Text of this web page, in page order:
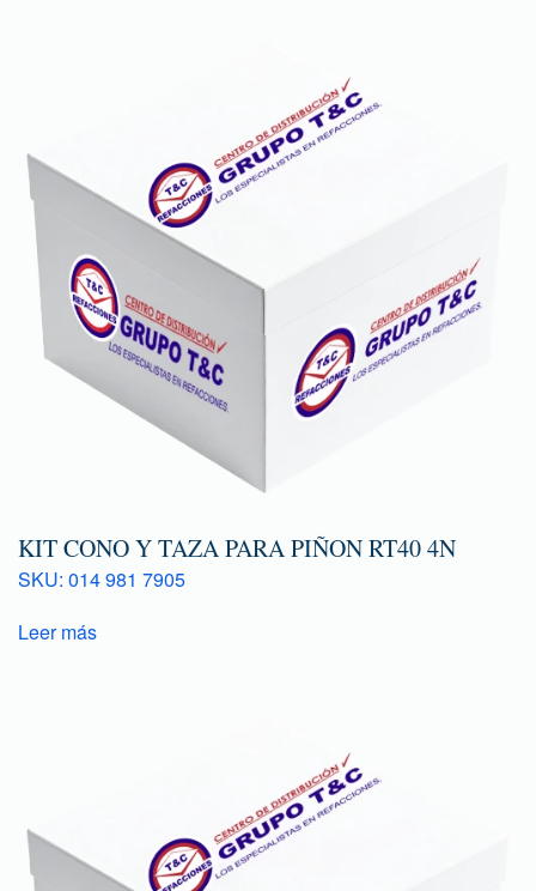
KIT CONO Y TAZA PARA PIÑON RT40 4N
SKU: 014 981 7905
Leer más